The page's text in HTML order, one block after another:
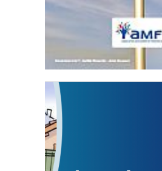
Statut de l’élu local
3 avril 2024
Mise à jour avril 2024
FEUILLETER